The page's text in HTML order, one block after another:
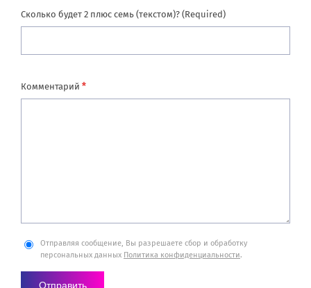
Сколько будет 2 плюс семь (текстом)? (Required)
Комментарий *
Отправляя сообщение, Вы разрешаете сбор и обработку
персональных данных Политика конфиденциальности.